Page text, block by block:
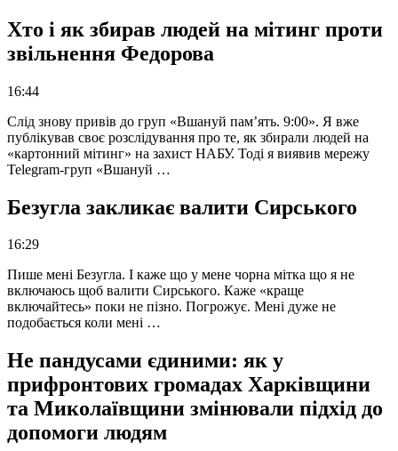
Хто і як збирав людей на мітинг проти
звільнення Федорова
16:44
Слід знову привів до груп «Вшануй пам’ять. 9:00». Я вже
публікував своє розслідування про те, як збирали людей на
«картонний мітинг» на захист НАБУ. Тоді я виявив мережу
Telegram-груп «Вшануй …
Безугла закликає валити Сирського
16:29
Пише мені Безугла. І каже що у мене чорна мітка що я не
включаюсь щоб валити Сирського. Каже «краще
включайтесь» поки не пізно. Погрожує. Мені дуже не
подобається коли мені …
Не пандусами єдиними: як у
прифронтових громадах Харківщини
та Миколаївщини змінювали підхід до
допомоги людям